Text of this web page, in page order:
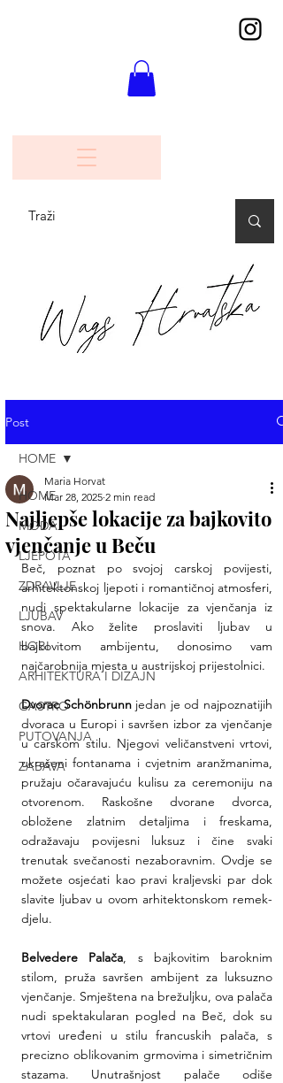
Post
HOME
MODA
LJEPOTA
ZDRAVLJE
LJUBAV
HOBI
ARHITEKTURA I DIZAJN
GASTRO
PUTOVANJA
ZABAVA
HOME
Najljepše lokacije za bajkovito
vjenčanje u Beču
Maria Horvat
Mar 28, 2025 2 min read
Beč, poznat po svojoj carskoj povijesti,
arhitektonskoj ljepoti i romantičnoj atmosferi,
nudi spektakularne lokacije za vjenčanja iz
snova. Ako želite proslaviti ljubav u
bajkovitom ambijentu, donosimo vam
najčarobnija mjesta u austrijskoj prijestolnici.
Dvorac Schönbrunn jedan je od najpoznatijih
dvoraca u Europi i savršen izbor za vjenčanje
u carskom stilu. Njegovi veličanstveni vrtovi,
ukrašeni fontanama i cvjetnim aranžmanima,
pružaju očaravajuću kulisu za ceremoniju na
otvorenom. Raskošne dvorane dvorca,
obložene zlatnim detaljima i freskama,
odražavaju povijesni luksuz i čine svaki
trenutak svečanosti nezaboravnim. Ovdje se
možete osjećati kao pravi kraljevski par dok
slavite ljubav u ovom arhitektonskom remek-
djelu.
Belvedere Palača, s bajkovitim baroknim
stilom, pruža savršen ambijent za luksuzno
vjenčanje. Smještena na brežuljku, ova palača
nudi spektakularan pogled na Beč, dok su
vrtovi uređeni u stilu francuskih palača, s
precizno oblikovanim grmovima i simetričnim
stazama. Unutrašnjost palače odiše